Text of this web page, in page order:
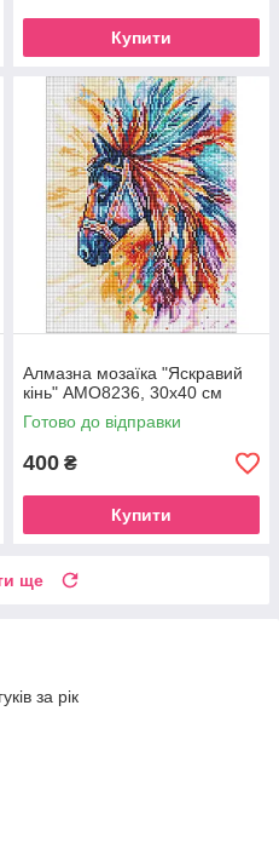
Купити
Алмазна мозаїка "Яскравий
кінь" AMO8236, 30х40 см
Готово до відправки
400 ₴
Купити
ще
за рік